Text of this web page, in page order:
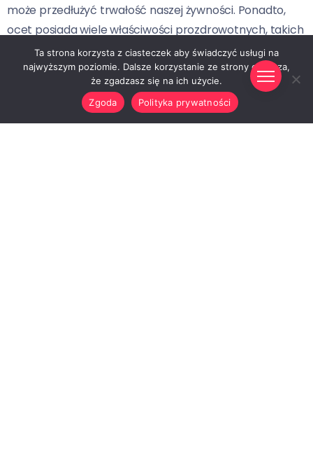
może przedłużyć trwałość naszej żywności. Ponadto,
ocet posiada wiele właściwości prozdrowotnych, takich
jak poprawa trawienia i wspomaganie odchudzania.
Dodatkowo, jego użytkowanie nie ogranicza się tylko do
kuchni – ocet jest także skutecznym środkiem
czystości, który może posłużyć do czyszczenia różnych
powierzchni w domu.
Ta strona korzysta z ciasteczek aby świadczyć usługi na
najwyższym poziomie. Dalsze korzystanie ze strony oznacza,
że zgadzasz się na ich użycie.
Zgoda
Polityka prywatności